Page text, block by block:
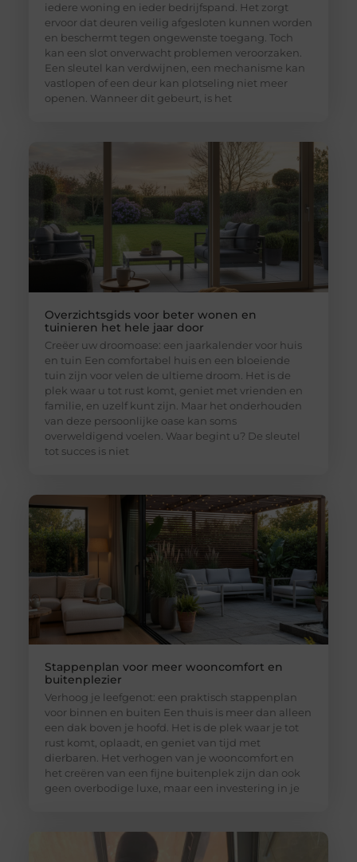
iedere woning en ieder bedrijfspand. Het zorgt
ervoor dat deuren veilig afgesloten kunnen worden
en beschermt tegen ongewenste toegang. Toch
kan een slot onverwacht problemen veroorzaken.
Een sleutel kan verdwijnen, een mechanisme kan
vastlopen of een deur kan plotseling niet meer
openen. Wanneer dit gebeurt, is het
Overzichtsgids voor beter wonen en
tuinieren het hele jaar door
Creëer uw droomoase: een jaarkalender voor huis
en tuin Een comfortabel huis en een bloeiende
tuin zijn voor velen de ultieme droom. Het is de
plek waar u tot rust komt, geniet met vrienden en
familie, en uzelf kunt zijn. Maar het onderhouden
van deze persoonlijke oase kan soms
overweldigend voelen. Waar begint u? De sleutel
tot succes is niet
Stappenplan voor meer wooncomfort en
buitenplezier
Verhoog je leefgenot: een praktisch stappenplan
voor binnen en buiten Een thuis is meer dan alleen
een dak boven je hoofd. Het is de plek waar je tot
rust komt, oplaadt, en geniet van tijd met
dierbaren. Het verhogen van je wooncomfort en
het creëren van een fijne buitenplek zijn dan ook
geen overbodige luxe, maar een investering in je